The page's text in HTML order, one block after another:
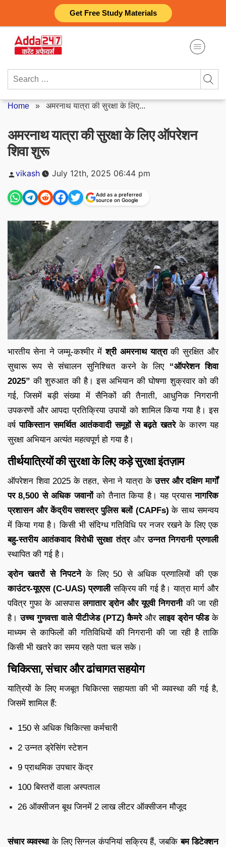
Get Free Study Materials
content
Search
Home » अमरनाथ यात्रा की सुरक्षा के लिए...
अमरनाथ यात्रा की सुरक्षा के लिए ऑपरेशन
शिवा शुरू
Posted
vikash July 12th, 2025 06:44 pm
Add as a preferred
source on Google
भारतीय सेना ने जम्मू-कश्मीर मेंश्री अमरनाथ यात्राकी सुरक्षित और
सुचारू रूप से संचालन सुनिश्चित करने के लिए “ऑपरेशन शिवा
2025” की शुरुआत की है। इस अभियान की घोषणा शुक्रवार को की
गई, जिसमें बड़ी संख्या में सैनिकों की तैनाती, आधुनिक निगरानी
उपकरणों और आपदा प्रतिक्रिया उपायों को शामिल किया गया है। इस
वर्षपाकिस्तान समर्थित आतंकवादी समूहों से बढ़ते खतरेके कारण यह
सुरक्षा अभियान अत्यंत महत्वपूर्ण हो गया है।
तीर्थयात्रियों की सुरक्षा के लिए कड़े सुरक्षा इंतज़ाम
ऑपरेशन शिवा 2025 के तहत, सेना ने यात्रा केउत्तर और दक्षिण मार्गों
पर 8,500 से अधिक जवानोंको तैनात किया है। यह प्रयासनागरिक
प्रशासन और केंद्रीय सशस्त्र पुलिस बलों (CAPFs) के साथ समन्वय
में किया गया है। किसी भी संदिग्ध गतिविधि पर नजर रखने के लिए एक
बहु-स्तरीय आतंकवाद विरोधी सुरक्षा तंत्रऔरउन्नत निगरानी प्रणाली
स्थापित की गई है।
ड्रोन खतरों से निपटनेके लिए 50 से अधिक प्रणालियों की एक
काउंटर-यूएएस (C-UAS) प्रणालीसक्रिय की गई है। यात्रा मार्ग और
पवित्र गुफा के आसपासलगातार ड्रोन और यूएवी निगरानीकी जा रही
है।उच्च गुणवत्ता वाले पीटीजेड (PTZ) कैमरेऔरलाइव ड्रोन फीडके
माध्यम से काफिलों की गतिविधियों की निगरानी की जा रही है ताकि
किसी भी खतरे का समय रहते पता चल सके।
चिकित्सा, संचार और ढांचागत सहयोग
यात्रियों के लिए मजबूत चिकित्सा सहायता की भी व्यवस्था की गई है,
जिसमें शामिल हैं:
150 से अधिक चिकित्सा कर्मचारी
2 उन्नत ड्रेसिंग स्टेशन
9 प्राथमिक उपचार केंद्र
100 बिस्तरों वाला अस्पताल
26 ऑक्सीजन बूथ जिनमें 2 लाख लीटर ऑक्सीजन मौजूद
संचार व्यवस्थाके लिए सिग्नल कंपनियां सक्रिय हैं, जबकिबम डिटेक्शन